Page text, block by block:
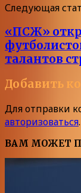
Следующая
«ПСЖ»
талантов
Добавить
Для отправки
авторизоваться.
ВАМ МОЖЕТ